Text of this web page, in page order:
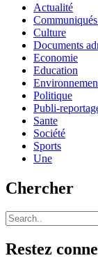
Actualité
Culture
Documents
Economie
Education
Politique
Publi-
Sante
Société
Sports
Une
Chercher
Restez